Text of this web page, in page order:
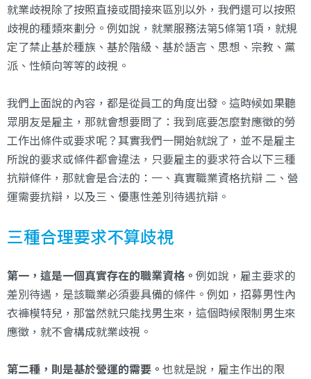
就業歧視除了按照直接或間接來區別以外，我們還可以按照
歧視的種類來劃分。例如說，就業服務法第5條第1項，就規
定了禁止基於種族、基於階級、基於語言、思想、宗教、黨
派、性傾向等等的歧視。
我們上面說的內容，都是從員工的角度出發。這時候如果聽
眾朋友是雇主，那就會想要問了：我到底要怎麼對應徵的勞
工作出條件或要求呢？其實我們一開始就說了，並不是雇主
所說的要求或條件都會違法，只要雇主的要求符合以下三種
抗辯條件，那就會是合法的：一、真實職業資格抗辯 二、營
運需要抗辯，以及三、優惠性差別待遇抗辯。
三種合理要求不算歧視
第一，這是一個真實存在的職業資格。 例如說，雇主要求的
差別待遇，是該職業必須要具備的條件。例如，招募男性內
衣褲模特兒，那當然就只能找男生來，這個時候限制男生來
應徵，就不會構成就業歧視。
第二種，則是基於營運的需要。 也就是說，雇主作出的限